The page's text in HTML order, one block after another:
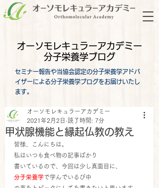
オーソモレキュラーアカデミー
分子栄養学ブログ
セミナー報告や当協会認定の分子栄養学アドバ
イザーによる分子栄養学ブログをお届けいたし
ます。
甲状腺機能と縁起仏教の教え
オーソモレキュラーアカデミー
2021年2月2日 読了時間: 7分
皆様、こんにちは。
私はいつも食べ物の記事ばかり
書いているので、今回は少し真面目に、
分子栄養学で学んでいるび中